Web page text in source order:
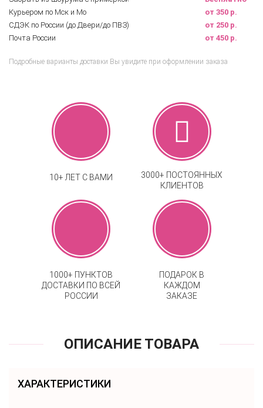
Курьером по Мск и Мо
от 350 р.
СДЭК по России (до Двери/до ПВЗ)
от 250 р.
Почта России
от 450 р.
Подробные варианты доставки Вы увидите при оформлении заказа
10+ ЛЕТ С ВАМИ
3000+ ПОСТОЯННЫХ
КЛИЕНТОВ
1000+ ПУНКТОВ
ДОСТАВКИ ПО ВСЕЙ
РОССИИ
ПОДАРОК В
КАЖДОМ
ЗАКАЗЕ
ОПИСАНИЕ ТОВАРА
ХАРАКТЕРИСТИКИ